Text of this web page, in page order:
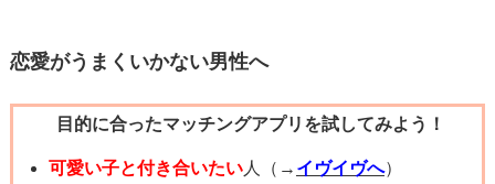
恋愛がうまくいかない男性へ
目的に合ったマッチングアプリを試してみよう！
可愛い子と付き合いたい人（→ イヴイヴへ）